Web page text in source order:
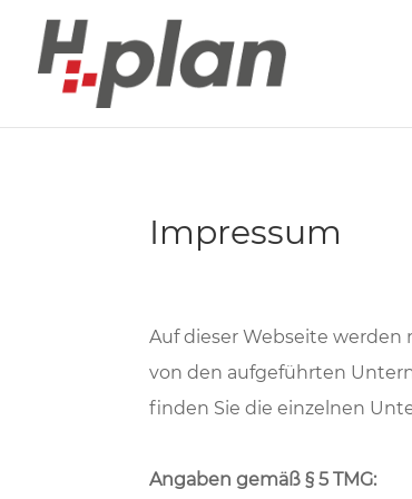
Impressum
Auf dieser Webseite
von den aufgeführten
finden Sie die einzelnen
Angaben gemäß § 5 TMG: